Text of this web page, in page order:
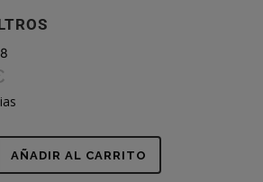
AÑADIR AL CARRITO